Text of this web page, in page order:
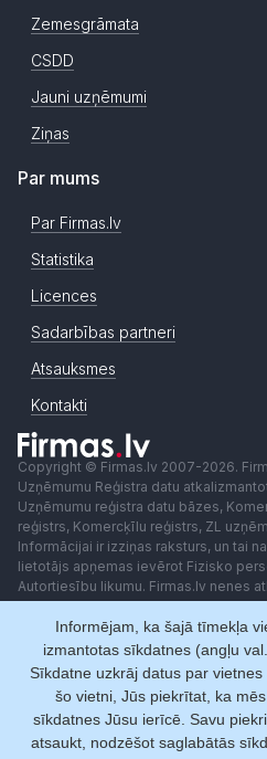
Zemesgrāmata
CSDD
Jauni uzņēmumi
Ziņas
Par mums
Par Firmas.lv
Statistika
Licences
Sadarbības partneri
Atsauksmes
Kontakti
Copyright © Firmas.lv 2007-2026.
Uzņēmumu Reģistra datu
Uzņēmumu reģistra datu bāzes,
reģistrs, Komercķīlu reģistrs, ZL
Informācijai ir izziņas raksturs, un tai
lietotājs apņemas ievērot Fizisko
Autortiesību likumu. Firmas.lv nenes
lēmumiem, kas balstīti uz saņemto
izmantot jebkādas automatizētas
piekļuvei sistēmai bez rakstiskas
redaktore: Ingūna Pempere.
Lietošanas noteikumi
Privātuma politika
Informējam, ka šajā tīmekļa
izmantotas sīkdatnes (angļu
Sīkdatne uzkrāj datus par
šo vietni, Jūs piekrītat, ka
sīkdatnes Jūsu ierīcē. Savu
atsaukt, nodzēšot saglabātās